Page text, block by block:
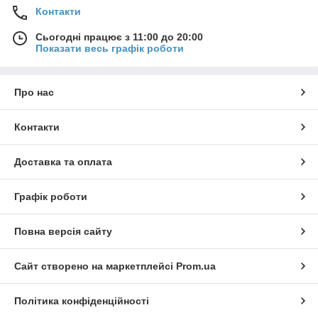
Контакти
Сьогодні працює з 11:00 до 20:00
Показати весь графік роботи
Про нас
Контакти
Доставка та оплата
Графік роботи
Повна версія сайту
Сайт створено на маркетплейсі Prom.ua
Політика конфіденційності